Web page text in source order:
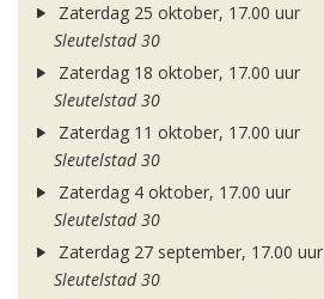
Zaterdag 25 oktober, 17.00 uur
Sleutelstad 30
Zaterdag 18 oktober, 17.00 uur
Sleutelstad 30
Zaterdag 11 oktober, 17.00 uur
Sleutelstad 30
Zaterdag 4 oktober, 17.00 uur
Sleutelstad 30
Zaterdag 27 september, 17.00 uur
Sleutelstad 30